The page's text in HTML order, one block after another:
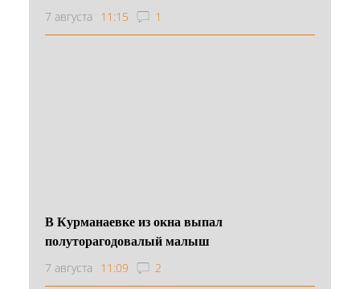
7 августа 11:15 1
В Курманаевке из окна выпал
полуторагодовалый малыш
7 августа 11:09 2